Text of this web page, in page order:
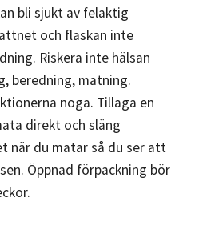
bli sjukt av felaktig
och flaskan inte
Riskera inte hälsan
beredning, matning.
noga. Tillaga en
direkt och släng
när du matar så du ser att
Öppnad förpackning bör